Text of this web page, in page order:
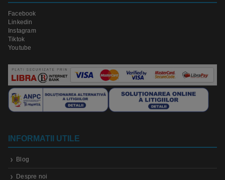
Facebook
Linkedin
Instagram
Tiktok
Youtube
INFORMATII UTILE
Blog
Despre noi